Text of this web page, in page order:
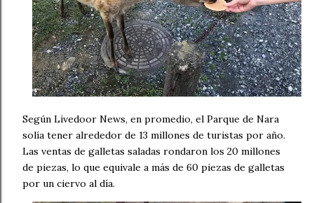
Según Livedoor News, en promedio, el Parque de Nara
solía tener alrededor de 13 millones de turistas por año.
Las ventas de galletas saladas rondaron los 20 millones
de piezas, lo que equivale a más de 60 piezas de galletas
por un ciervo al día.